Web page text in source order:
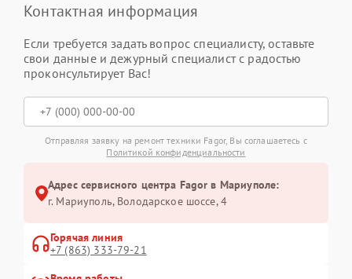
Контактная информация
Если требуется задать вопрос специалисту, оставьте
свои данные и дежурный специалист с радостью
проконсультирует Вас!
Отправляя заявку на ремонт техники Fagor, Вы соглашаетесь с
Политикой конфиденциальности
Адрес сервисного центра Fagor в Мариуполе:
г. Мариуполь, Володарское шоссе, 4
Горячая линия
+7 (863) 333-79-21